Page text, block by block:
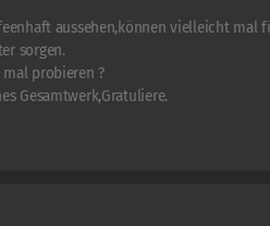
aussehen,können vielleicht mal
sorgen.
mal probieren ?
Gesamtwerk,Gratuliere.